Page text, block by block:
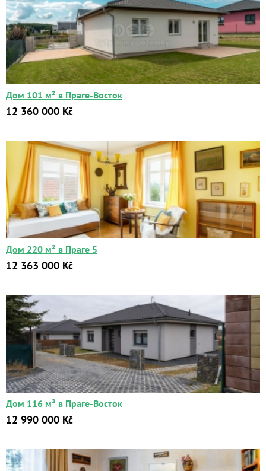
Дом 101 м² в Праге-Восток
12 360 000 Kč
Дом 220 м² в Праге 5
12 363 000 Kč
Дом 116 м² в Праге-Восток
12 990 000 Kč